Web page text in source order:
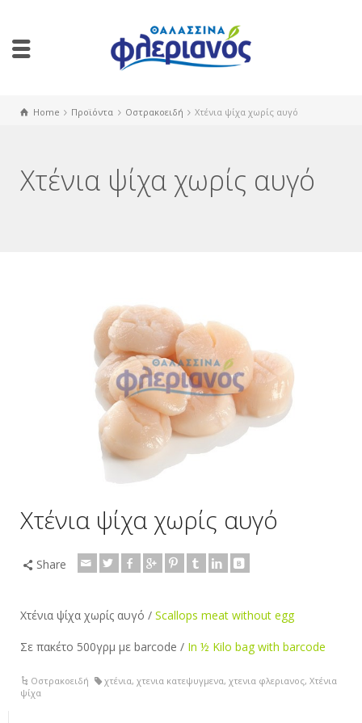
Home Προϊόντα Οστρακοειδή Χτένια ψίχα χωρίς αυγό
Χτένια ψίχα χωρίς αυγό
Χτένια ψίχα χωρίς αυγό
Share
Χτένια ψίχα χωρίς αυγό / Scallops meat without egg
Σε πακέτο 500γρμ με barcode / In ½ Kilo bag with barcode
Οστρακοειδή χτένια,χτενια κατεψυγμενα,χτενια φλεριανος,Χτένια
ψίχα